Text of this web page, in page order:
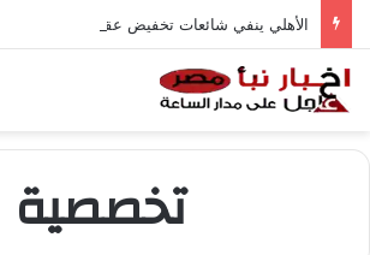
الأهلي ينفي شائعات تخفيض عقود زيزو والشناوي
تخصصية